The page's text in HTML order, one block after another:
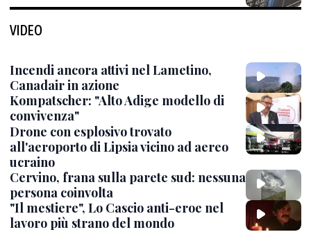
VIDEO
Incendi ancora attivi nel Lametino,
Canadair in azione
Kompatscher: "Alto Adige modello di
convivenza"
Drone con esplosivo trovato
all'aeroporto di Lipsia vicino ad aereo
ucraino
Cervino, frana sulla parete sud: nessuna
persona coinvolta
"Il mestiere", Lo Cascio anti-eroe nel
lavoro più strano del mondo